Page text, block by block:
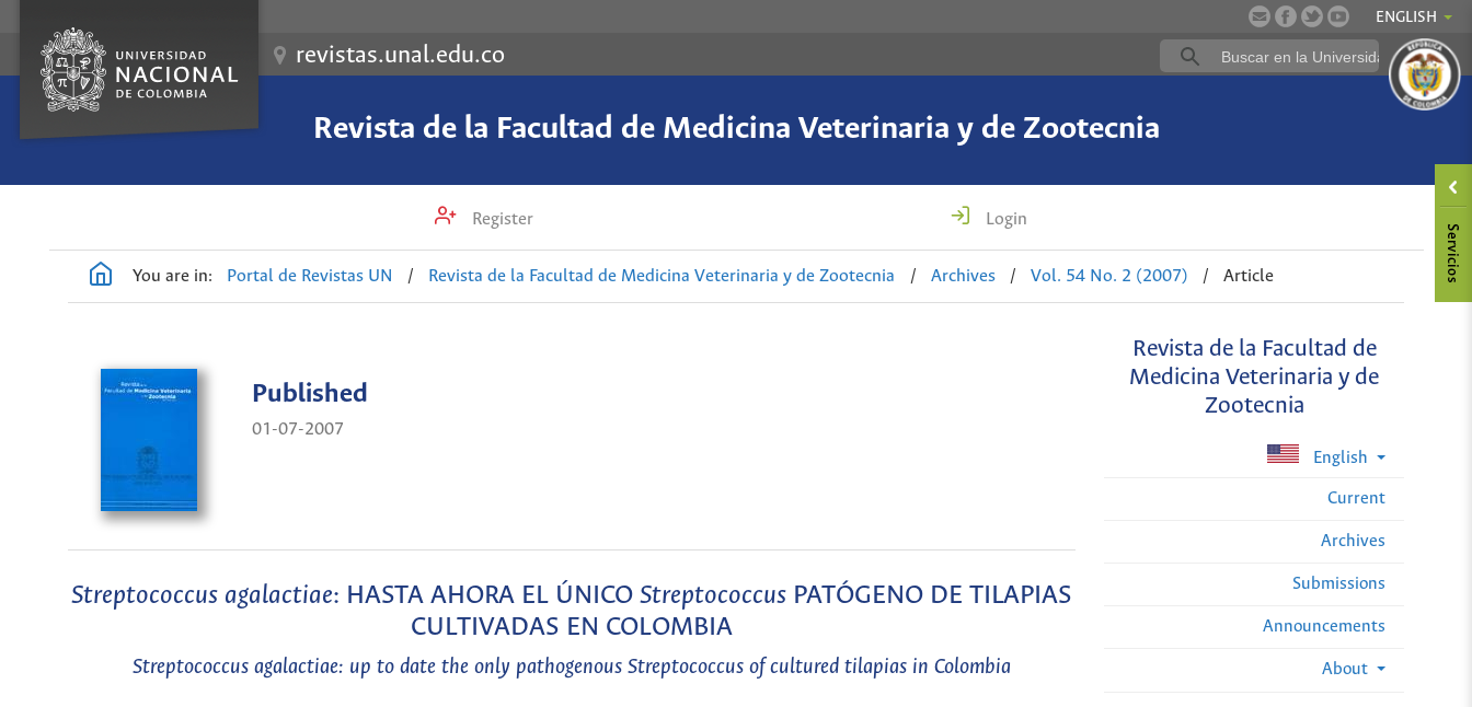
ENGLISH
revistas.unal.edu.co
Revista de la Facultad de Medicina Veterinaria y de Zootecnia
Register Login
You are in: Portal de Revistas UN / Revista de la Facultad de Medicina Veterinaria y de Zootecnia / Archives / Vol. 54 No. 2 (2007) / Article
Revista de la Facultad de
Medicina Veterinaria y de
Zootecnia
English
Current
Archives
Submissions
Announcements
About
Published
01-07-2007
Streptococcus agalactiae: HASTA AHORA EL ÚNICO Streptococcus PATÓGENO DE TILAPIAS
CULTIVADAS EN COLOMBIA
Streptococcus agalactiae: up to date the only pathogenous Streptococcus of cultured tilapias in Colombia